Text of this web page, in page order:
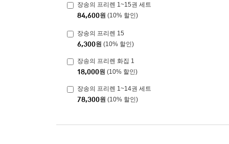
장송의 프리렌 1~15권 세트
84,600원 (10% 할인)
장송의 프리렌 15
6,300원 (10% 할인)
장송의 프리렌 화집 1
18,000원 (10% 할인)
장송의 프리렌 1~14권 세트
78,300원 (10% 할인)